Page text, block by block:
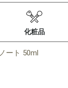
化粧品
ート 50ml